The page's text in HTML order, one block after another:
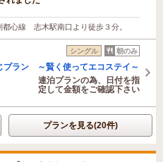
心線 志木駅南口より徒歩３分。
シングル 朝のみ
プラン ～賢く使ってエコステイ～
連泊プランの為、日付を指
定して金額をご確認下さい
プランを見る(20件)